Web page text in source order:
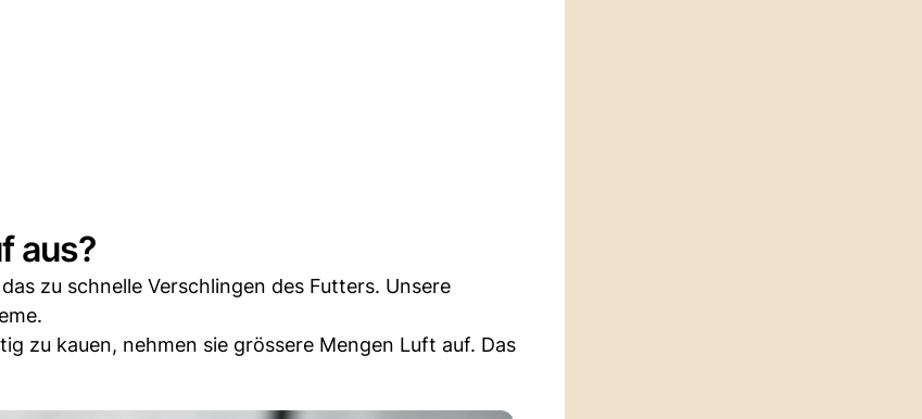
aus?
zu schnelle Verschlingen des Futters. Unsere
zu kauen, nehmen sie grössere Mengen Luft auf. Das